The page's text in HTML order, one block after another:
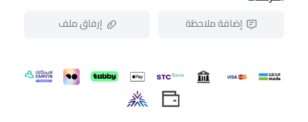
إضافة ملاحظة
إرفاق ملف
اسحب و افلت الملف هنا
استعراض